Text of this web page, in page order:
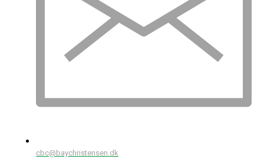
cbc@baychristensen.dk